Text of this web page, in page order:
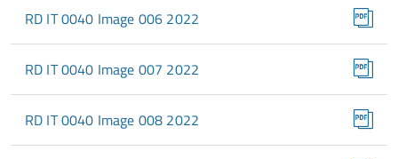
RD IT 0040 Image 006 2022
RD IT 0040 Image 007 2022
RD IT 0040 Image 008 2022